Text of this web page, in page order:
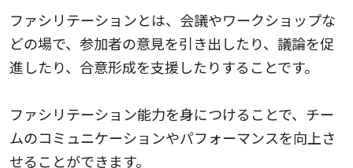
ファシリテーションとは、会議やワークショップな
どの場で、参加者の意見を引き出したり、議論を促
進したり、合意形成を支援したりすることです。
ファシリテーション能力を身につけることで、チー
ムのコミュニケーションやパフォーマンスを向上さ
せることができます。